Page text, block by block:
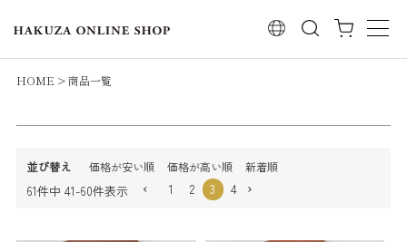
検索
HOME 商品一覧
キーワードヒット順
並び替え 価格が安い順 価格が高い順 新着順
61件中 41-60件表示 1 2 3 4